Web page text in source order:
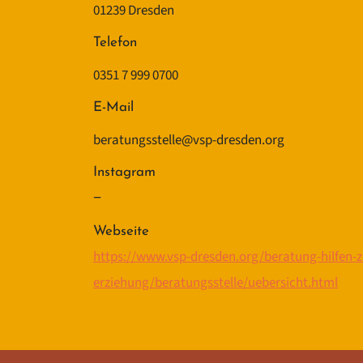
01239 Dresden
Telefon
0351 7 999 0700
E-Mail
beratungsstelle@vsp-dresden.org
Instagram
–
Webseite
https://www.vsp-dresden.org/beratung-hilfen-
erziehung/beratungsstelle/uebersicht.html